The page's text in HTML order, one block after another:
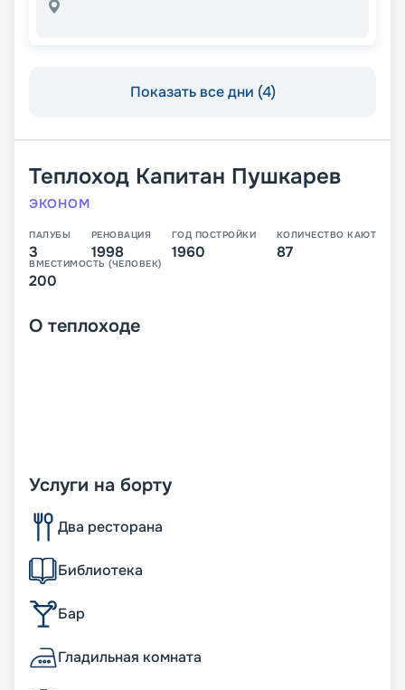
Показать все дни (4)
Теплоход Капитан Пушкарев
ЭКОНОМ
ПАЛУБЫ
3
РЕНОВАЦИЯ
1998
ГОД ПОСТРОЙКИ
1960
КОЛИЧЕСТВО КАЮТ
87
ВМЕСТИМОСТЬ (ЧЕЛОВЕК)
200
О теплоходе
Услуги на борту
Два ресторана
Библиотека
Бар
Гладильная комната